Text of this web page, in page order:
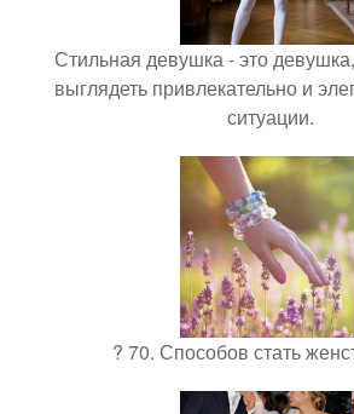
Стильная девушка - это
выглядеть привлекательно и
ситуации.
? 70. Способов стать